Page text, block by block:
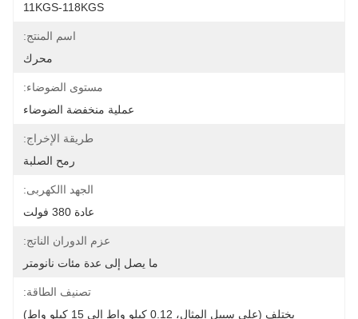
11KGS-118KGS
اسم المنتج:
محرك
مستوى الضوضاء:
عملية منخفضة الضوضاء
طريقة الإخراج:
رمح الصلبة
الجهد االكهربى:
عادة 380 فولت
عزم الدوران الناتج:
ما يصل إلى عدة مئات نانومتر
تصنيف الطاقة:
يختلف (على سبيل المثال، 0.12 كيلو واط إلى 15 كيلو واط)